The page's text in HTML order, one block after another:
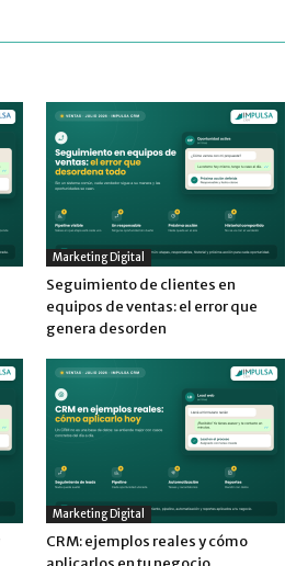
Marketing Digital
Seguimiento de clientes en
equipos de ventas: el error que
genera desorden
Marketing Digital
CRM: ejemplos reales y cómo